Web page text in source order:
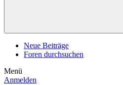
Neue Beiträge
Foren durchsuchen
Menü
Anmelden